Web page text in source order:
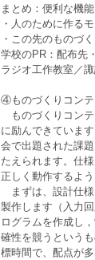
まとめ：便利な機
・人のために作る
・この先のものづ
学校のPR：配布先
ラジオ工作教室／
④ものづくりコンテ
ものづくりコンテ
に励んできていま
会で出題された課
たえられます。仕様
正しく動作するよ
まずは、設計仕様
製作します（入力
ログラムを作成し
確性を競うという
標時間で、配点が